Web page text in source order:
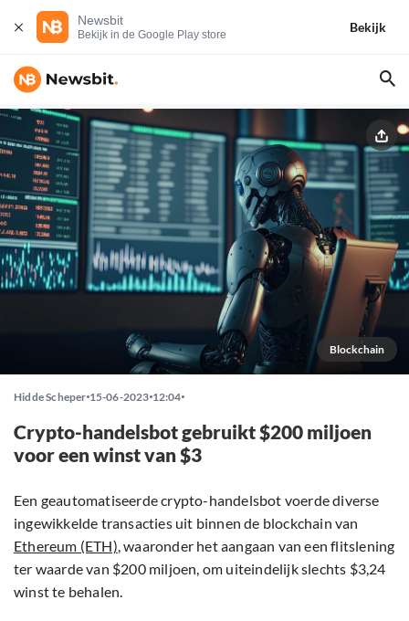
Newsbit
Bekijk in de Google Play store
Bekijk
Blockchain
Hidde Scheper 15-06-2023 12:04
Crypto-handelsbot gebruikt $200 miljoen
voor een winst van $3
Een geautomatiseerde crypto-handelsbot voerde diverse
ingewikkelde transacties uit binnen de blockchain van
Ethereum (ETH), waaronder het aangaan van een flitslening
ter waarde van $200 miljoen, om uiteindelijk slechts $3,24
winst te behalen.